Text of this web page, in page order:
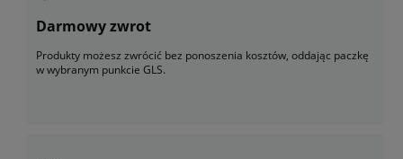
Darmowy zwrot
Produkty możesz zwrócić bez ponoszenia kosztów, oddając paczkę
w wybranym punkcie GLS.